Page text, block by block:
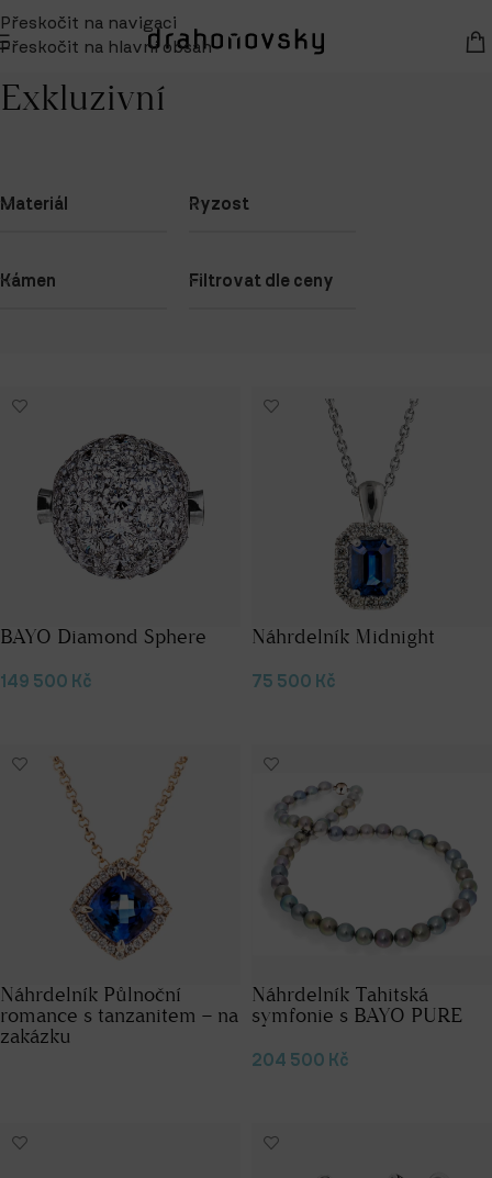
Přeskočit na navigaci
Přeskočit na hlavní obsah
Exkluzivní
Materiál Ryzost
Kámen Filtrovat dle ceny
BAYO Diamond Sphere
149 500 Kč
Náhrdelník Midnight
75 500 Kč
Náhrdelník Půlnoční
romance s tanzanitem – na
zakázku
Náhrdelník Tahitská
symfonie s BAYO PURE
204 500 Kč